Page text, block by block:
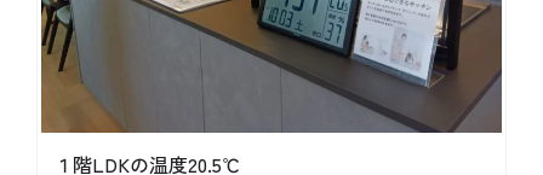
１階LDKの温度20.5℃